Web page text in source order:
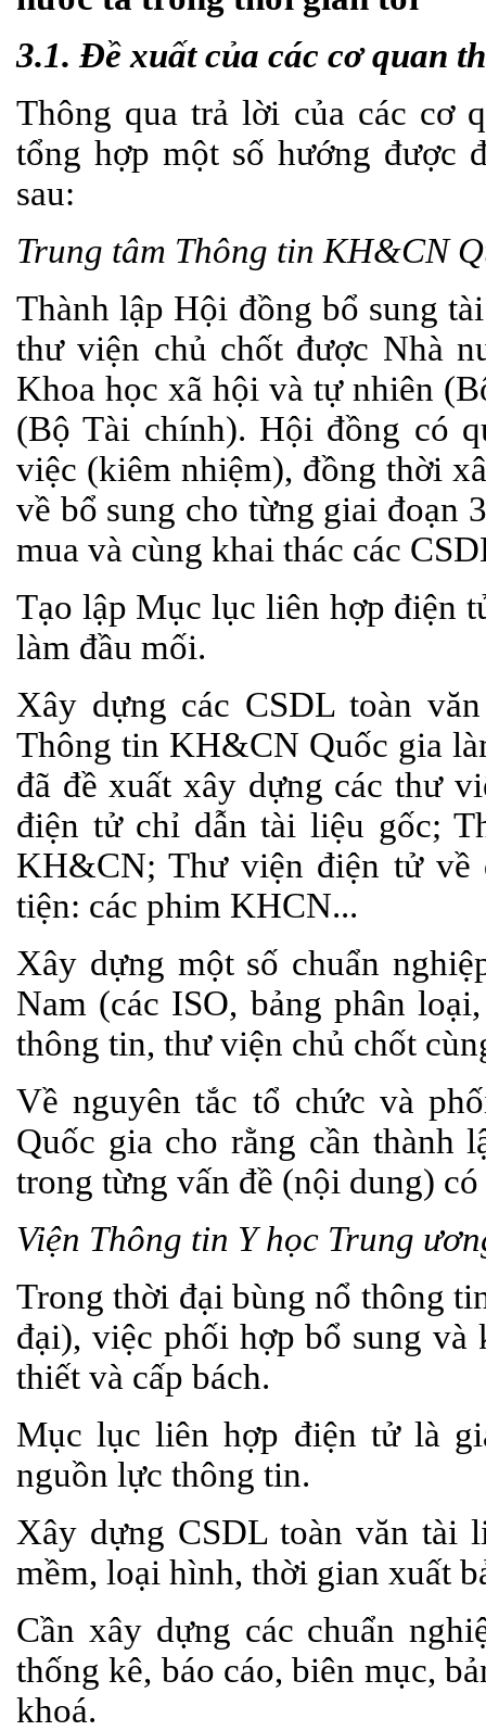
3.1. Đề xuất của các cơ quan
Thông qua trả lời của các cơ
tổng hợp một số hướng được
sau:
Trung tâm Thông tin KH&CN
Thành lập Hội đồng bổ sung
thư viện chủ chốt được Nhà
Khoa học xã hội và tự nhiên
(Bộ Tài chính). Hội đồng có
việc (kiêm nhiệm), đồng thời
về bổ sung cho từng giai đoạn
mua và cùng khai thác các
Tạo lập Mục lục liên hợp điện
làm đầu mối.
Xây dựng các CSDL toàn
Thông tin KH&CN Quốc gia
đã đề xuất xây dựng các thư
điện tử chỉ dẫn tài liệu gốc;
KH&CN; Thư viện điện tử về
tiện: các phim KHCN...
Xây dựng một số chuẩn
Nam (các ISO, bảng phân
thông tin, thư viện chủ chốt
Về nguyên tắc tổ chức và
Quốc gia cho rằng cần thành
trong từng vấn đề (nội dung)
Viện Thông tin Y học Trung
Trong thời đại bùng nổ thông
đại), việc phối hợp bổ sung
thiết và cấp bách.
Mục lục liên hợp điện tử là
nguồn lực thông tin.
Xây dựng CSDL toàn văn tài
mềm, loại hình, thời gian xuất
Cần xây dựng các chuẩn
thống kê, báo cáo, biên mục,
khoá.